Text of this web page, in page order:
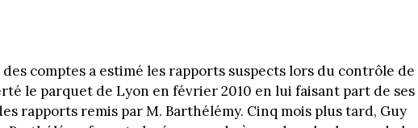
comptes a estimé les rapports suspects lors du contrôle de
le parquet de Lyon en février 2010 en lui faisant part de ses
rapports remis par M. Barthélémy. Cinq mois plus tard, Guy